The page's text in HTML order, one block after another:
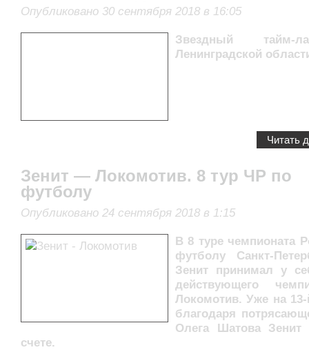
Опубликовано 30 сентября 2018 в 16:05
Звездный тайм-
Ленинградской
Читать
Зенит — Локомотив. 8 тур ЧР по
футболу
Опубликовано 24 сентября 2018 в 1:15
В 8 туре чемпионата
футболу Санкт-
Зенит принимал у
действующего
Локомотив. Уже на
благодаря
Олега Шатова Зенит
счете.